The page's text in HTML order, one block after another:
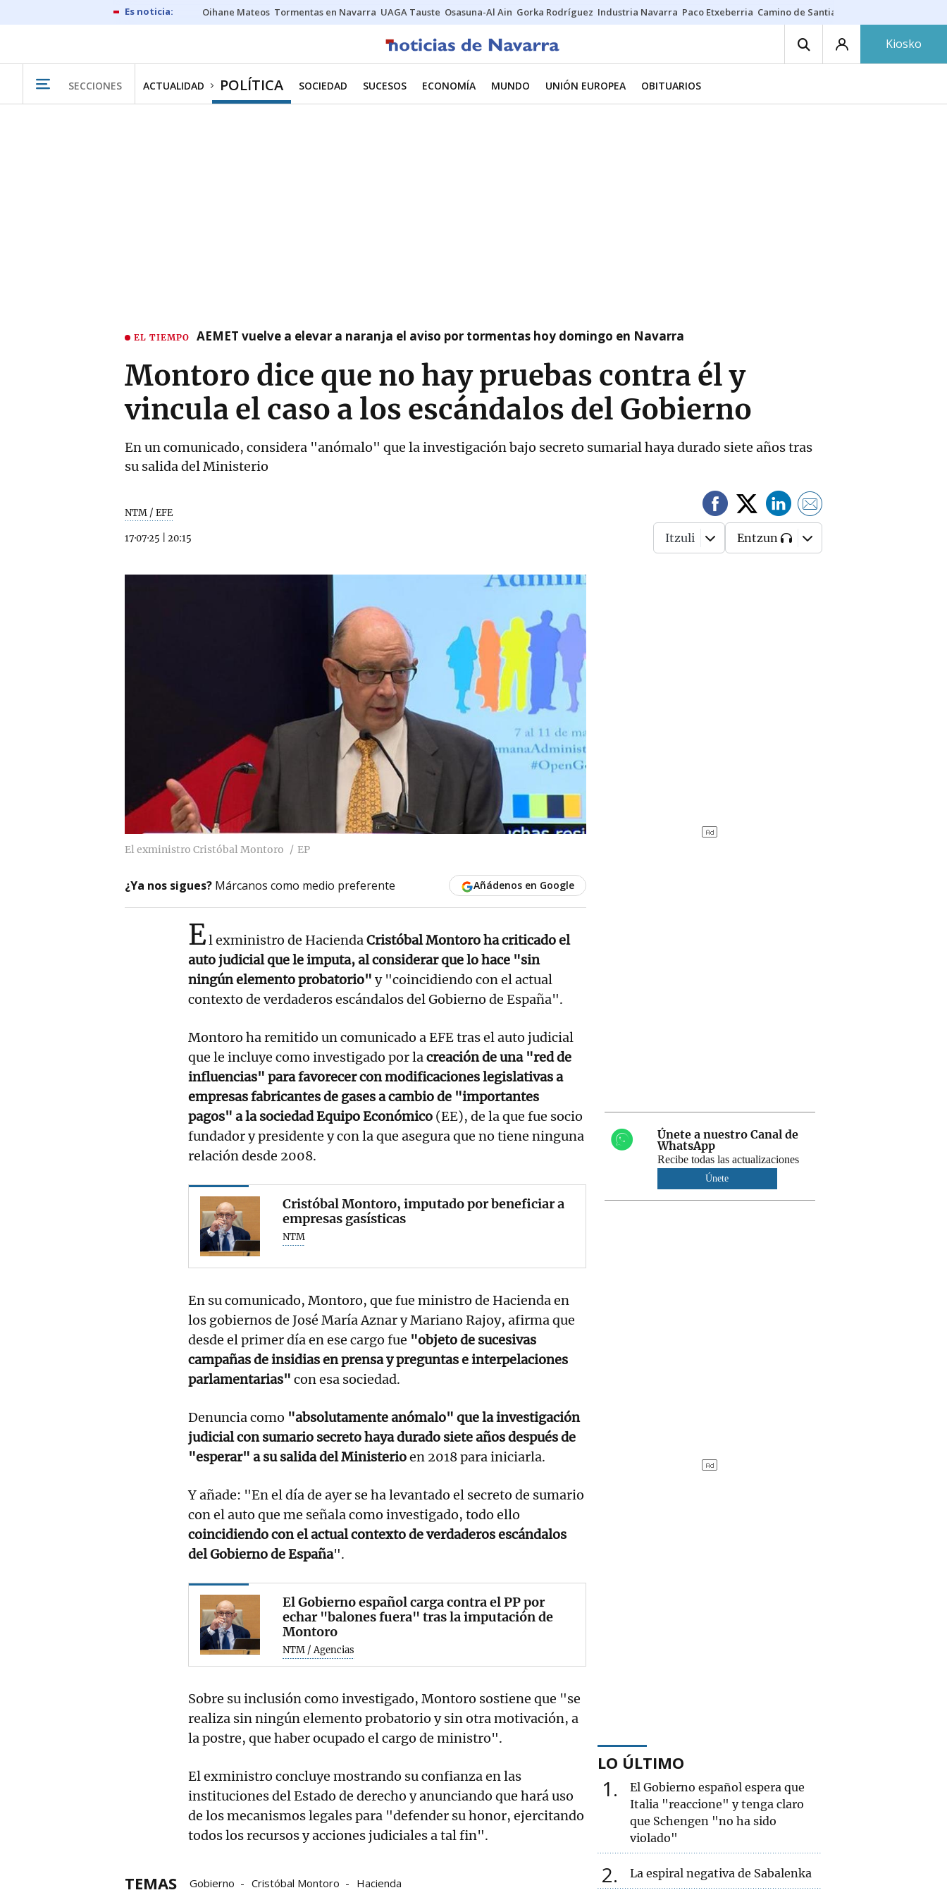
Oihane Mateos Tormentas en Navarra UAGA Tauste Osasuna-Al Ain Gorka Rodríguez Industria Navarra Paco Etxeberria Camino de Santiago
Kiosko
SECCIONES ACTUALIDAD POLÍTICA SOCIEDAD SUCESOS ECONOMÍA MUNDO UNIÓN EUROPEA OBITUARIOS
EL TIEMPO AEMET vuelve a elevar a naranja el aviso por tormentas hoy domingo en Navarra
Montoro dice que no hay pruebas contra él y
vincula el caso a los escándalos del Gobierno
En un comunicado, considera "anómalo" que la investigación bajo secreto sumarial haya durado siete años tras
su salida del Ministerio
NTM / EFE
17·07·25 20:15 Itzuli Entzun
El exministro Cristóbal Montoro EP
¿Ya nos sigues? Márcanos como medio preferente Añádenos en Google
El exministro de HaciendaCristóbal Montoro ha criticado el
auto judicial que le imputa, al considerar que lo hace "sin
ningún elemento probatorio" y "coincidiendo con el actual
contexto de verdaderos escándalos del Gobierno de España".
Montoro ha remitido un comunicado a EFE tras el auto judicial
que le incluye como investigado por lacreación de una "red de
influencias" para favorecer con modificaciones legislativas a
empresas fabricantes de gases a cambio de "importantes
pagos" a la sociedad Equipo Económico (EE), de la que fue socio
fundador y presidente y con la que asegura que no tiene ninguna
relación desde 2008.
Cristóbal Montoro, imputado por beneficiar a
empresas gasísticas
NTM
En su comunicado, Montoro, que fue ministro de Hacienda en
los gobiernos de José María Aznar y Mariano Rajoy, afirma que
desde el primer día en ese cargo fue "objeto de sucesivas
campañas de insidias en prensa y preguntas e interpelaciones
parlamentarias" con esa sociedad.
Denuncia como "absolutamente anómalo" que la investigación
judicial con sumario secreto haya durado siete años después de
"esperar" a su salida del Ministerioen 2018 para iniciarla.
Y añade: "En el día de ayer se ha levantado el secreto de sumario
con el auto que me señala como investigado, todo ello
coincidiendo con el actual contexto de verdaderos escándalos
del Gobierno de España".
El Gobierno español carga contra el PP por
echar "balones fuera" tras la imputación de
Montoro
NTM / Agencias
Sobre su inclusión como investigado, Montoro sostiene que "se
realiza sin ningún elemento probatorio y sin otra motivación, a
la postre, que haber ocupado el cargo de ministro".
El exministro concluye mostrando su confianza en las
instituciones del Estado de derecho y anunciando que hará uso
de los mecanismos legales para "defender su honor, ejercitando
todos los recursos y acciones judiciales a tal fin".
TEMAS Gobierno Cristóbal Montoro Hacienda
Únete a nuestro Canal de
WhatsApp
Recibe todas las actualizaciones
Únete
LO ÚLTIMO
1
El Gobierno español espera que
Italia "reaccione" y tenga claro
que Schengen "no ha sido
violado"
2 La espiral negativa de Sabalenka